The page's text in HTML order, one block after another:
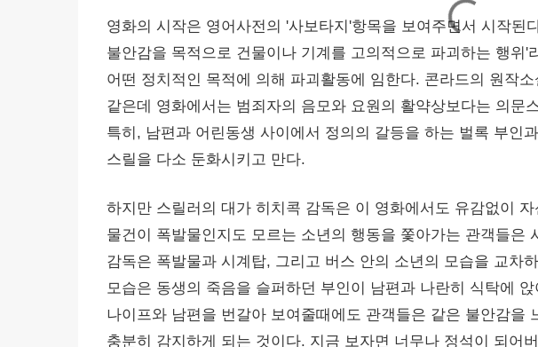
영화의 시작은 영어사전의 '사보타지'항목을 보여주면서 시작된
불안감을 목적으로 건물이나 기계를 고의적으로 파괴하는 행위'
어떤 정치적인 목적에 의해 파괴활동에 임한다. 콘라드의 원작
같은데 영화에서는 범죄자의 음모와 요원의 활약상보다는 의문
특히, 남편과 어린동생 사이에서 정의의 갈등을 하는 벌록 부인
스릴을 다소 둔화시키고 만다.
하지만 스릴러의 대가 히치콕 감독은 이 영화에서도 유감없이
물건이 폭발물인지도 모르는 소년의 행동을 쫓아가는 관객들은
감독은 폭발물과 시계탑, 그리고 버스 안의 소년의 모습을 교차
모습은 동생의 죽음을 슬퍼하던 부인이 남편과 나란히 식탁에
나이프와 남편을 번갈아 보여줄때에도 관객들은 같은 불안감을
충분히 감지하게 되는 것이다. 지금 보자면 너무나 정석이 되어